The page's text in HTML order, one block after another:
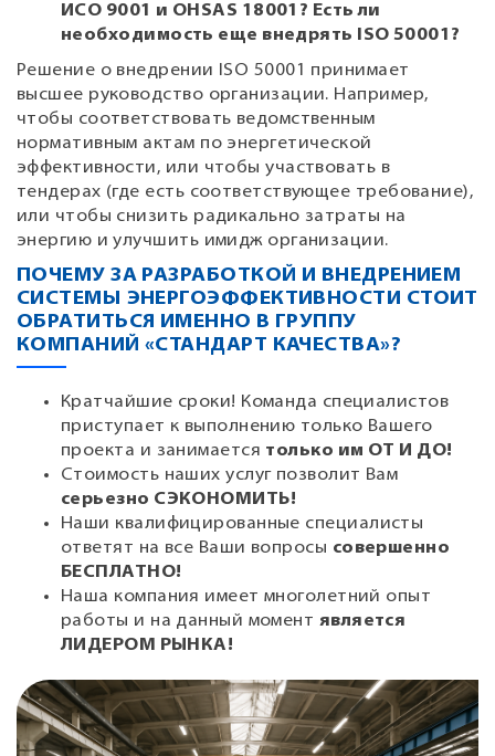
ИСО 9001 и OHSAS 18001? Есть ли
необходимость еще внедрять ISO 50001?
Решение о внедрении ISO 50001 принимает
высшее руководство организации. Например,
чтобы соответствовать ведомственным
нормативным актам по энергетической
эффективности, или чтобы участвовать в
тендерах (где есть соответствующее требование),
или чтобы снизить радикально затраты на
энергию и улучшить имидж организации.
ПОЧЕМУ ЗА РАЗРАБОТКОЙ И ВНЕДРЕНИЕМ
СИСТЕМЫ ЭНЕРГОЭФФЕКТИВНОСТИ СТОИТ
ОБРАТИТЬСЯ ИМЕННО В ГРУППУ
КОМПАНИЙ «СТАНДАРТ КАЧЕСТВА»?
Кратчайшие сроки! Команда специалистов
приступает к выполнению только Вашего
проекта и занимается только им ОТ И ДО!
Стоимость наших услуг позволит Вам
серьезно СЭКОНОМИТЬ!
Наши квалифицированные специалисты
ответят на все Ваши вопросы совершенно
БЕСПЛАТНО!
Наша компания имеет многолетний опыт
работы и на данный момент является
ЛИДЕРОМ РЫНКА!